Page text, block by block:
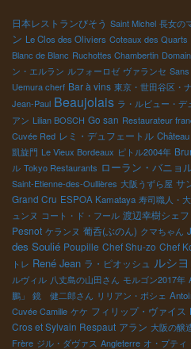
ク・カム） もう一つ、面白かった
ルザスのピノノワールは造り手に
できるのは嬉しかった。 一つだけ
れアルザスのピノ？！ 今回は、こ
満足。 あらためて皆さんにご紹介
あー！！アルザスは面白い！！こ
日本レストランびそう Saint Michel 長女の
ン Le Clos des Oliviers Coteaux des Quarts
Blanc de Blanc Ruchottes Chambertin
ン・エルラン ルフォーロゼ ヴァランセ
Uemura cherf Bar à vins 東京・世田谷区・
Jean-Paul Beaujolais ラ・ルビュー・デ
アン Lilian BOSCH Go san Restaurateur
Cuvée Red レミ・デュフェートル
凱旋門 Le Vieux Bordeaux ピトル2004年
ル Tokyo Restaurants ローラン・バニョ
Saint-Etienne-des-Oullières 大阪うずら屋 サ
Grand Cru ESPOA Kamataya 寿司職人・
ュンヌ コート・ド・フール 渡辺幸樹シェフ
Pesnot ケランヌ 葡呑(ぶのん) クマちゃん
des Soulié Poupille Chef Shu-zo Chef
トレ René Jean ラ・ピオッシュ ルシ
ルヴィル 八丈島の山田さん モルゴン2017年
鵬」
鏡 健二郎さん リリアン・ボシェ
Cuvée Camille ケケ フィリップ・ヴァイス
Cros et Sylvain Respaut アラン 大阪の醸
Frère ジル・ダヴァス Angleterre オ・プティ